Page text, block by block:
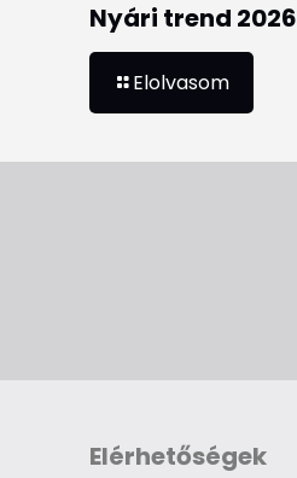
Nyári trend 2026
Elolvasom
Elérhetőségek